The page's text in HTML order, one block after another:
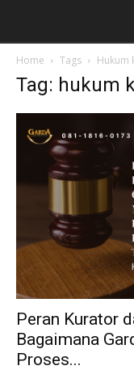
Home Tags Hukum
Tag: hukum
Peran Kurator
Bagaimana
Proses...